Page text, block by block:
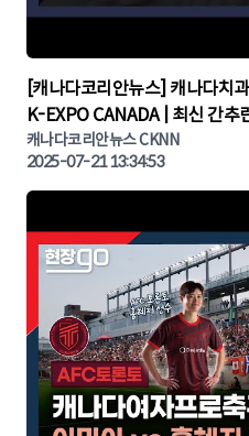
▶
[캐나다코리안뉴스] 캐나다치
K-EXPO CANADA | 최신 간추
나다뉴스 | 토론토뉴스
캐나다코리안뉴스 CKNN
2025-07-21 13:34:53